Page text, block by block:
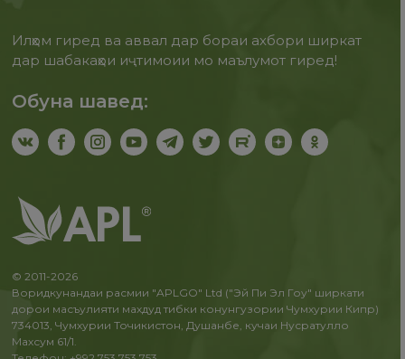
Илҳом гиред ва аввал дар бораи ахбори ширкат
дар шабакаҳои иҷтимоии мо маълумот гиред!
Обуна шавед:
© 2011-2026
Воридкунандаи расмии "APLGO" Ltd ("Эй Пи Эл Гоу" ширкати
дорои масъулияти махдуд тибки конунгузории Чумхурии Кипр)
734013, Чумхурии Точикистон, Душанбе, кучаи Нусратулло
Махсум 61/1.